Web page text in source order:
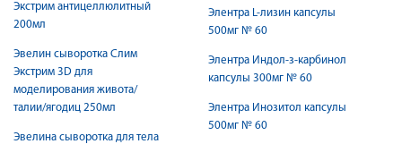
Экстрим антицеллюлитный
200мл
Эвелин сыворотка Слим
Экстрим 3D для
моделирования живота/
талии/ягодиц 250мл
Эвелина сыворотка для тела
Элентра L-лизин капсулы
500мг № 60
Элентра Индол-з-карбинол
капсулы 300мг № 60
Элентра Инозитол капсулы
500мг № 60